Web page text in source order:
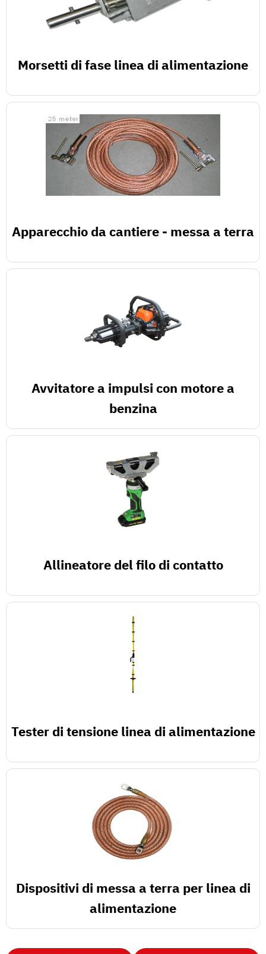
Morsetti di fase linea di alimentazione
Apparecchio da cantiere - messa a terra
Avvitatore a impulsi con motore a
benzina
Allineatore del filo di contatto
Tester di tensione linea di alimentazione
Dispositivi di messa a terra per linea di
alimentazione